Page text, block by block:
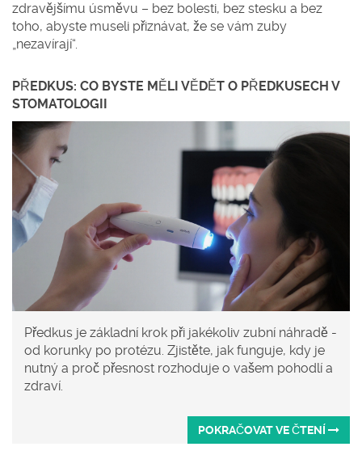
zdravějšímu úsměvu – bez bolesti, bez stesku a bez
toho, abyste museli přiznávat, že se vám zuby
„nezavírají“.
PŘEDKUS: CO BYSTE MĚLI VĚDĚT O PŘEDKUSECH V
STOMATOLOGII
Předkus je základní krok při jakékoliv zubní náhradě -
od korunky po protézu. Zjistěte, jak funguje, kdy je
nutný a proč přesnost rozhoduje o vašem pohodlí a
zdraví.
POKRAČOVAT VE ČTENÍ